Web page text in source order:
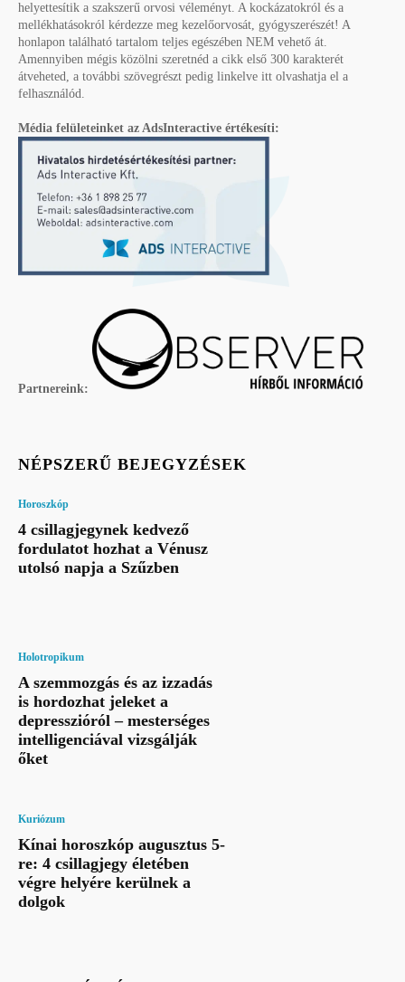
helyettesítik a szakszerű orvosi véleményt. A kockázatokról és a
mellékhatásokról kérdezze meg kezelőorvosát, gyógyszerészét! A
honlapon található tartalom teljes egészében NEM vehető át.
Amennyiben mégis közölni szeretnéd a cikk első 300 karakterét
átveheted, a további szövegrészt pedig linkelve itt olvashatja el a
felhasználód.
Média felületeinket az AdsInteractive értékesíti:
Partnereink:
NÉPSZERŰ BEJEGYZÉSEK
Horoszkóp
4 csillagjegynek kedvező
fordulatot hozhat a Vénusz
utolsó napja a Szűzben
Holotropikum
A szemmozgás és az izzadás
is hordozhat jeleket a
depresszióról – mesterséges
intelligenciával vizsgálják
őket
Kuriózum
Kínai horoszkóp augusztus 5-
re: 4 csillagjegy életében
végre helyére kerülnek a
dolgok